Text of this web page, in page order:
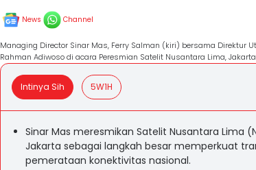
News Channel
Managing Director Sinar Mas, Ferry Salman (kiri) bersama Direktur
Rahman Adiwoso di acara Peresmian Satelit Nusantara Lima,
Intinya Sih 5W1H
Sinar Mas meresmikan Satelit Nusantara Lima
Jakarta sebagai langkah besar memperkuat
pemerataan konektivitas nasional.